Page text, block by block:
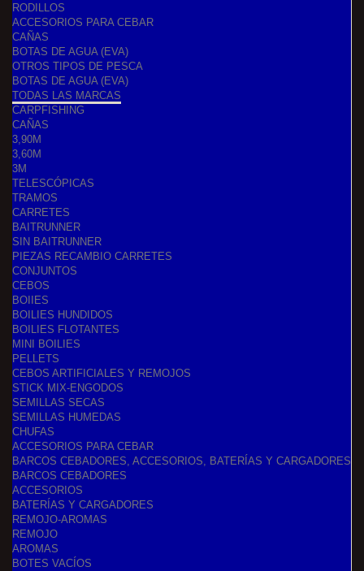
RODILLOS
ACCESORIOS PARA CEBAR
CAÑAS
BOTAS DE AGUA (EVA)
OTROS TIPOS DE PESCA
BOTAS DE AGUA (EVA)
TODAS LAS MARCAS
CARPFISHING
CAÑAS
3,90M
3,60M
3M
TELESCÓPICAS
TRAMOS
CARRETES
BAITRUNNER
SIN BAITRUNNER
PIEZAS RECAMBIO CARRETES
CONJUNTOS
CEBOS
BOIIES
BOILIES HUNDIDOS
BOILIES FLOTANTES
MINI BOILIES
PELLETS
CEBOS ARTIFICIALES Y REMOJOS
STICK MIX-ENGODOS
SEMILLAS SECAS
SEMILLAS HUMEDAS
CHUFAS
ACCESORIOS PARA CEBAR
BARCOS CEBADORES, ACCESORIOS, BATERÍAS Y CARGADORES
BARCOS CEBADORES
ACCESORIOS
BATERÍAS Y CARGADORES
REMOJO-AROMAS
REMOJO
AROMAS
BOTES VACÍOS